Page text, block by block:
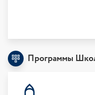
Программы